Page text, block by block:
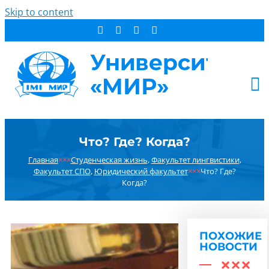
Skip to content
ДОПОБРАЗОВАНИЕ
НОВОСТИ
КОНТАКТЫ
РЕЗУЛЬТАТ ПОИСКА:
Что? Где? Когда?
Главная×××Студенческая жизнь,Факультет лингвистики,
Факультет СПО, Юридический факультет×××Что? Где?
Когда?
ПОХОЖИЕ
НОВОСТИ